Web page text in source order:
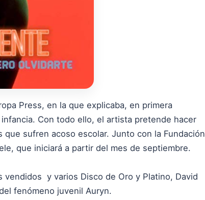
Press, en la que explicaba, en primera
Con todo ello, el artista pretende hacer
sufren acoso escolar. Junto con la Fundación
que iniciará a partir del mes de septiembre.
y varios Disco de Oro y Platino, David
fenómeno juvenil Auryn.